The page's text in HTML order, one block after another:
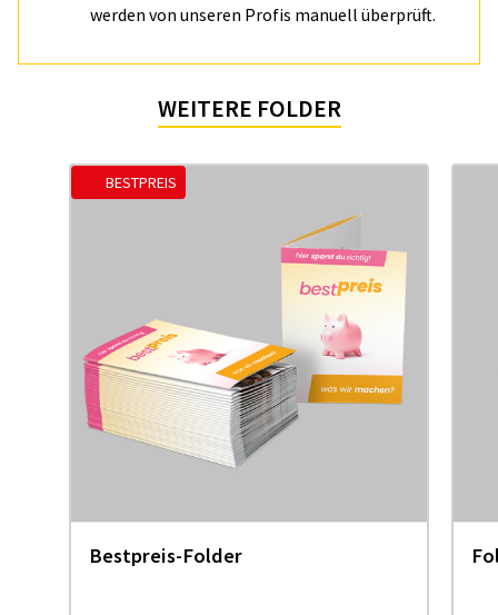
werden von unseren Profis manuell überprüft.
WEITERE FOLDER
BESTPREIS
Bestpreis-Folder